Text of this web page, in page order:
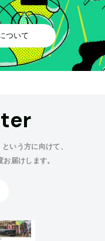
ついて
いう方に向けて、
届けします。